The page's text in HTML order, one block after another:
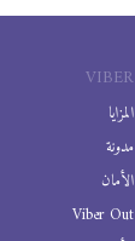
VIBER
المزايا
مدونة
الأمان
Viber Out